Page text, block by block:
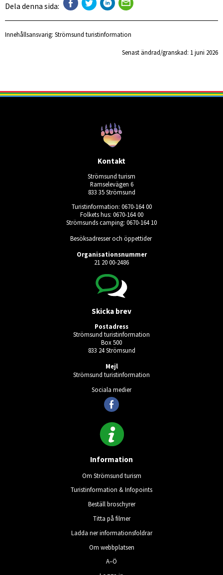
Dela denna sida:
Innehållsansvarig: Strömsund turistinformation
Senast ändrad/granskad: 1 juni 2026
Kontakt
Strömsund turism
Ramselevägen 6
833 35 Strömsund
Turistinformation: 0670-164 00
Folkets hus: 0670-164 00
Strömsunds camping: 0670-164 10
Besöksadresser och öppettider
Organisationsnummer
21 20 00-2486
Skicka brev
Postadress
Strömsund turistinformation
Box 500
833 24 Strömsund
Mejl
Strömsund turistinformation
Sociala medier
Information
Om Strömsund turism
Turistinformation & Infopoints
Beställ broschyrer
Titta på filmer
Ladda ner informationsfoldrar
Om webbplatsen
A–Ö